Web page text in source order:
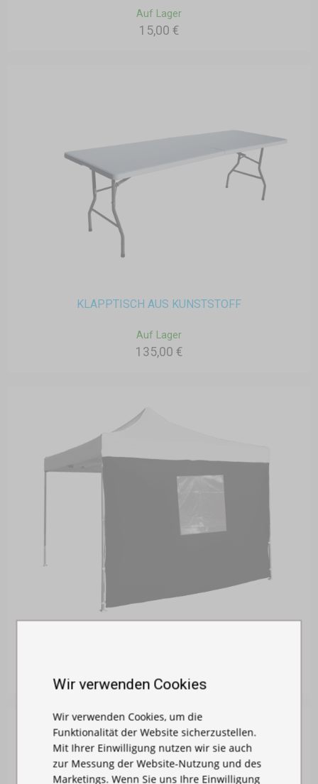
Auf Lager
15,00 €
KLAPPTISCH AUS KUNSTSTOFF
Auf Lager
135,00 €
SEITENPLANE 3 M MIT FENSTER - HEXAGONKO...
Wir verwenden Cookies
Wir verwenden Cookies, um die
Funktionalität der Website sicherzustellen.
Mit Ihrer Einwilligung nutzen wir sie auch
zur Messung der Website-Nutzung und des
Marketings. Wenn Sie uns Ihre Einwilligung